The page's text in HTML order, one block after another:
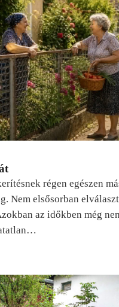
régen egészen
Nem elsősorban
az időkben még